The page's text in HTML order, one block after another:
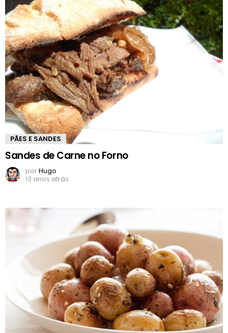
PÃES E SANDES
Sandes de Carne no Forno
porHugo
13 anos atrás